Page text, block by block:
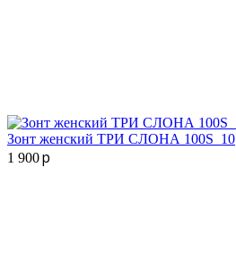
Зонт женский ТРИ СЛОНА 100S_10
1 900p